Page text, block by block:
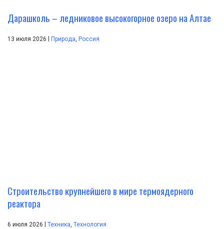
Дарашколь – ледниковое высокогорное озеро на Алтае
13 июля 2026 Природа, Россия
Строительство крупнейшего в мире термоядерного
реактора
6 июля 2026 Техника, Технология